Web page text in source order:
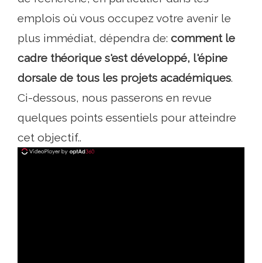
emplois où vous occupez votre avenir le
plus immédiat, dépendra de: comment le
cadre théorique s'est développé, l'épine
dorsale de tous les projets académiques.
Ci-dessous, nous passerons en revue
quelques points essentiels pour atteindre
cet objectif..